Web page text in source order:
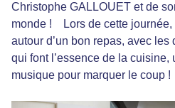
Christophe GALLOUET et de
monde ! Lors de cette journée,
autour d’un bon repas, avec
qui font l’essence de la cuisine,
musique pour marquer le coup !